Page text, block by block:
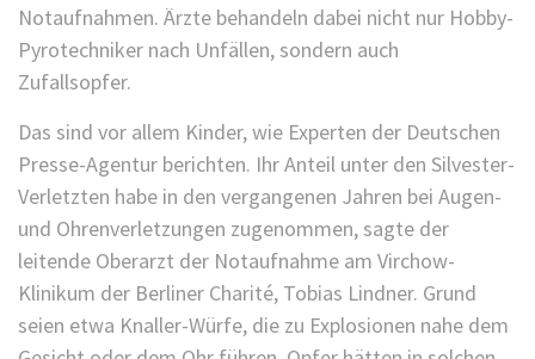
Notaufnahmen. Ärzte behandeln dabei nicht nur Hobby-
Pyrotechniker nach Unfällen, sondern auch
Zufallsopfer.
Das sind vor allem Kinder, wie Experten der Deutschen
Presse-Agentur berichten. Ihr Anteil unter den Silvester-
Verletzten habe in den vergangenen Jahren bei Augen-
und Ohrenverletzungen zugenommen, sagte der
leitende Oberarzt der Notaufnahme am Virchow-
Klinikum der Berliner Charité, Tobias Lindner. Grund
seien etwa Knaller-Würfe, die zu Explosionen nahe dem